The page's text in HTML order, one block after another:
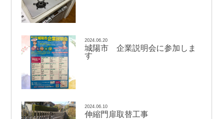
2024.06.20
城陽市 企業説明会に参加しま
す
2024.06.10
伸縮門扉取替工事